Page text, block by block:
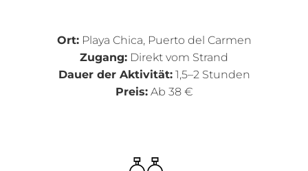
Ort:Playa Chica, Puerto del Carmen
Zugang: Direkt vom Strand
Dauer der Aktivität:1,5–2 Stunden
Preis:Ab 38 €